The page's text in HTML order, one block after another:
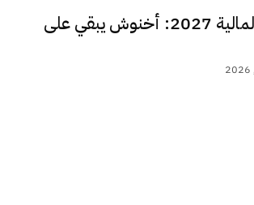
قانون المالية 2027: أخنوش يبقي على